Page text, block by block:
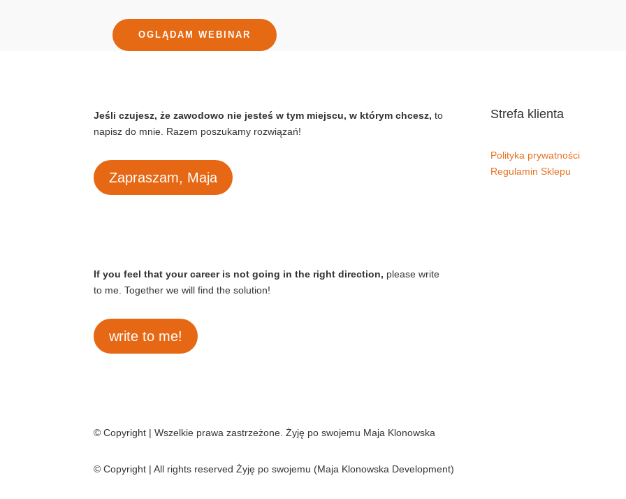
OGLĄDAM WEBINAR
Jeśli czujesz, że zawodowo nie jesteś w tym miejscu, w którym chcesz, to
napisz do mnie. Razem poszukamy rozwiązań!
Zapraszam, Maja
Strefa klienta
Polityka prywatności
Regulamin Sklepu
If you feel that your career is not going in the right direction, please write
to me. Together we will find the solution!
write to me!
© Copyright | Wszelkie prawa zastrzeżone. Żyję po swojemu Maja Klonowska
© Copyright | All rights reserved Żyję po swojemu (Maja Klonowska Development)